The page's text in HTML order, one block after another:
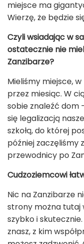
miejsce ma
Wierzę, że będzie
Czyli wsiadając w
ostatecznie nie
Zanzibarze?
Mieliśmy miejsce,
przez miesiąc. W
sobie znaleźć dom
się legalizacją
szkołą, do której
później zaczęliśmy
przewodnicy po
Cudzoziemcowi
Nic na Zanzibarze
strony można tutaj
szybko i
znasz, z kim